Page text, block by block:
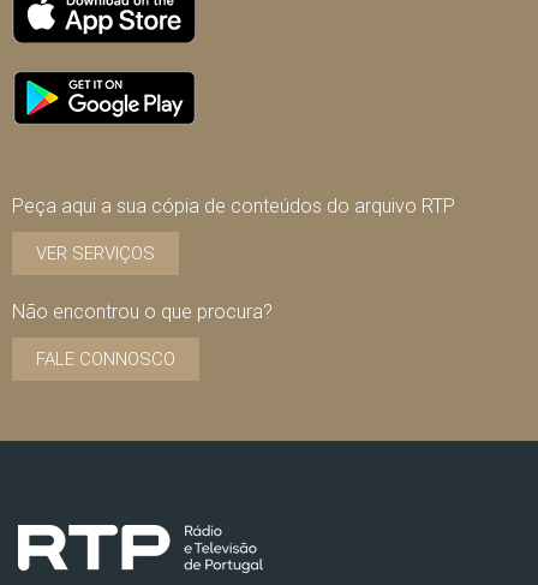
Peça aqui a sua cópia de conteúdos do arquivo RTP
VER SERVIÇOS
Não encontrou o que procura?
FALE CONNOSCO